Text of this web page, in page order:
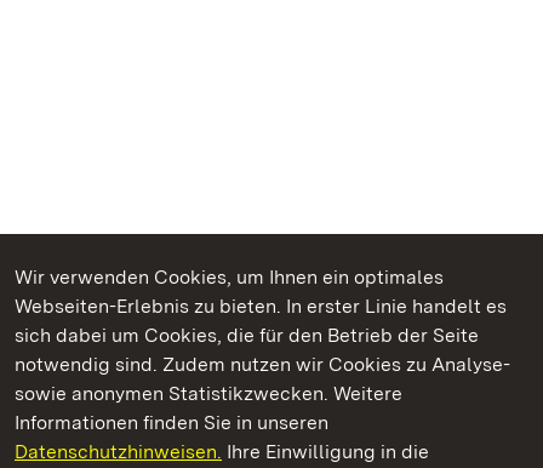
Wir verwenden Cookies, um Ihnen ein optimales
Webseiten-Erlebnis zu bieten. In erster Linie handelt es
sich dabei um Cookies, die für den Betrieb der Seite
notwendig sind. Zudem nutzen wir Cookies zu Analyse-
sowie anonymen Statistikzwecken. Weitere
Informationen finden Sie in unseren
Datenschutzhinweisen. Ihre Einwilligung in die
Kommen. Staunen. Genießen.
Staatliche Schlösser und Gärten Baden‑Württemberg